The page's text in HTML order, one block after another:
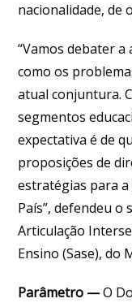
nacionalidade, de
“Vamos debater a
como os
atual conjuntura.
segmentos
expectativa é de
proposições de
estratégias para a
País”, defendeu o
Articulação
Ensino (Sase), do
Parâmetro —O